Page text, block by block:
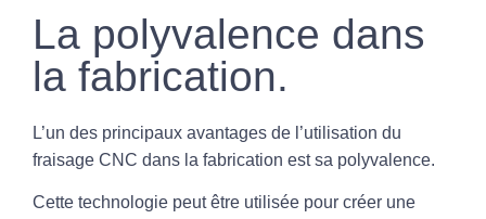
La polyvalence dans
la fabrication.
L’un des principaux avantages de l’utilisation du
fraisage CNC dans la fabrication est sa polyvalence.
Cette technologie peut être utilisée pour créer une